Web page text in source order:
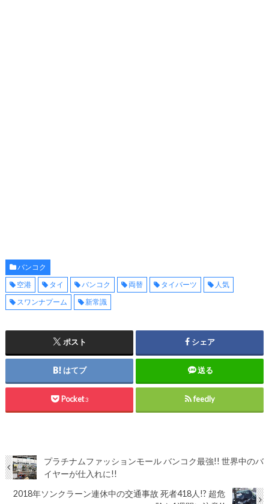
バンコク
空港
タイ バンコク 両替 タイバーツ
人気
スワンナプーム
新常識
ポスト シェア
はてブ 送る
Pocket3 feedly
プラチナムファッションモール バンコク最強!! 世界中のバ
イヤーが仕入れに!!
2018年ソンクラーン連休中の交通事故 死者418人!? 超危